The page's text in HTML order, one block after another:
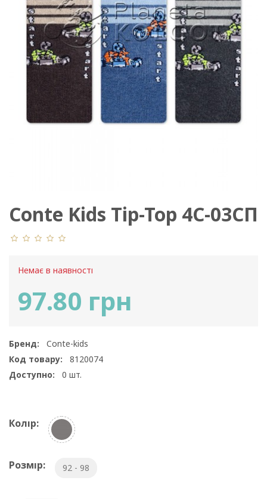
Conte Kids Tip-Top 4С-03СП
394
Немає в наявності
97.80 грн
Бренд:
Conte-kids
Код товару:
8120074
Доступно:
0 шт.
Колір:
Розмір: 92 - 98